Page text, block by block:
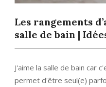
Les rangements
salle de bain |
J'aime la salle de bain car
permet d'être seul(e)